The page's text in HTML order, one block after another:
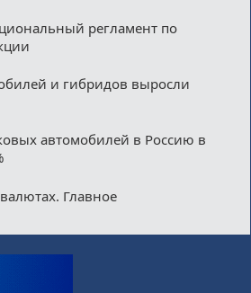
регламент по
и гибридов выросли
автомобилей в Россию в
Главное